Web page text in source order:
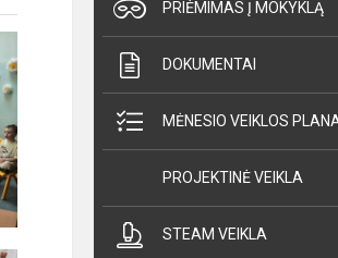
PRIĖMIMAS Į MOKYKLĄ
DOKUMENTAI
MĖNESIO VEIKLOS
PROJEKTINĖ VEIKLA
STEAM VEIKLA